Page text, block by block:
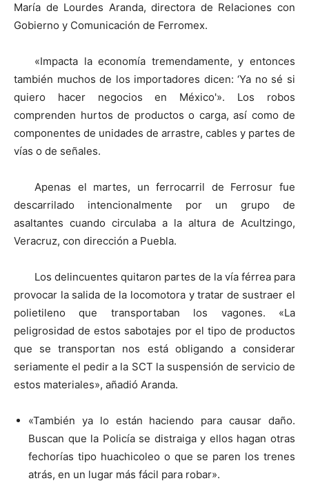
María de Lourdes Aranda, directora de Relaciones con
Gobierno y Comunicación de Ferromex.
«Impacta la economía tremendamente, y entonces
también muchos de los importadores dicen: ‘Ya no sé si
quiero hacer negocios en México'». Los robos
comprenden hurtos de productos o carga, así como de
componentes de unidades de arrastre, cables y partes de
vías o de señales.
Apenas el martes, un ferrocarril de Ferrosur fue
descarrilado intencionalmente por un grupo de
asaltantes cuando circulaba a la altura de Acultzingo,
Veracruz, con dirección a Puebla.
Los delincuentes quitaron partes de la vía férrea para
provocar la salida de la locomotora y tratar de sustraer el
polietileno que transportaban los vagones. «La
peligrosidad de estos sabotajes por el tipo de productos
que se transportan nos está obligando a considerar
seriamente el pedir a la SCT la suspensión de servicio de
estos materiales», añadió Aranda.
«También ya lo están haciendo para causar daño.
Buscan que la Policía se distraiga y ellos hagan otras
fechorías tipo huachicoleo o que se paren los trenes
atrás, en un lugar más fácil para robar».